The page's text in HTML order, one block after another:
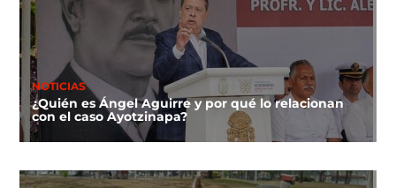
NOTICIAS
¿Quién es Ángel Aguirre y por qué lo relacionan
con el caso Ayotzinapa?